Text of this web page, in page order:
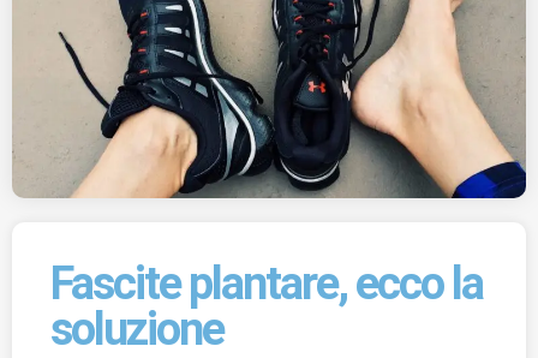
Fascite plantare, ecco la
soluzione